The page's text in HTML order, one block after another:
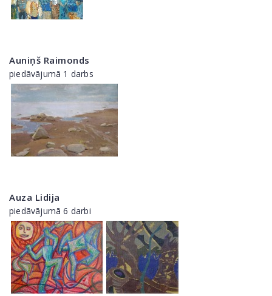
Auniņš Raimonds
piedāvājumā 1 darbs
Auza Lidija
piedāvājumā 6 darbi